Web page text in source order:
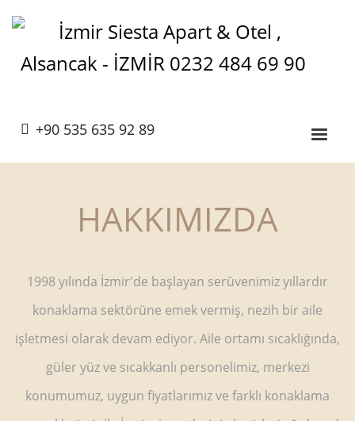
+90 535 635 92 89
HAKKIMIZDA
1998 yılında İzmir'de başlayan serüvenimiz yıllardır
konaklama sektörüne emek vermiş, nezih bir aile
işletmesi olarak devam ediyor. Aile ortamı sıcaklığında,
güler yüz ve sıcakkanlı personelimiz, merkezi
konumumuz, uygun fiyatlarımız ve farklı konaklama